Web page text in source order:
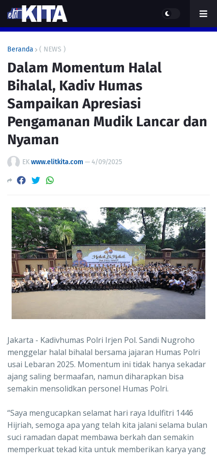
Beranda ( NEWS )
Dalam Momentum Halal
Bihalal, Kadiv Humas
Sampaikan Apresiasi
Pengamanan Mudik Lancar dan
Nyaman
EKwww.elitkita.com —4/09/2025
Jakarta - Kadivhumas Polri Irjen Pol. Sandi Nugroho
menggelar halal bihalal bersama jajaran Humas Polri
usai Lebaran 2025. Momentum ini tidak hanya sekadar
ajang saling bermaafan, namun diharapkan bisa
semakin mensolidkan personel Humas Polri.
“Saya mengucapkan selamat hari raya Idulfitri 1446
Hijriah, semoga apa yang telah kita jalani selama bulan
suci ramadan dapat membawa berkah dan semakin
memperkuat tekad kita untuk memberikan karya yang